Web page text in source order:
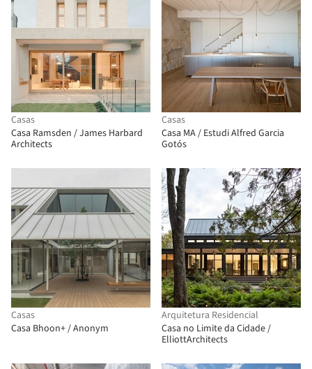
Casas
Casa Ramsden / James Harbard
Architects
Casas
Casa MA / Estudi Alfred Garcia
Gotós
Casas
Casa Bhoon+ / Anonym
Arquitetura Residencial
Casa no Limite da Cidade /
ElliottArchitects